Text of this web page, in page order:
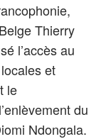
Thierry
l’accès au
et
le
du
Ndongala.